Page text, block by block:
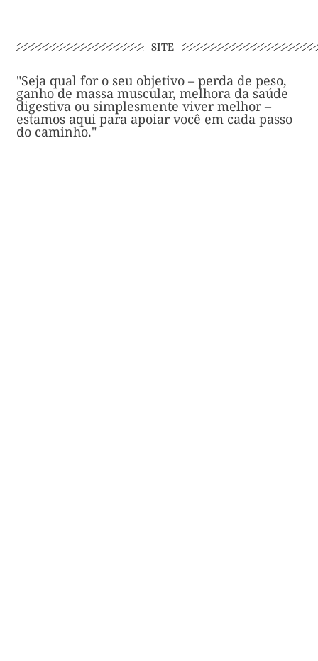
SITE
"Seja qual for o seu objetivo – perda de peso,
ganho de massa muscular, melhora da saúde
digestiva ou simplesmente viver melhor –
estamos aqui para apoiar você em cada passo
do caminho."